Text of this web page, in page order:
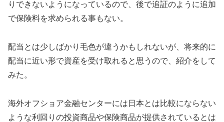
りできないようになっているので、後で追証のように追加
で保険料を求められる事もない。
配当とは少しばかり毛色が違うかもしれないが、将来的に
配当に近い形で資産を受け取れると思うので、紹介をして
みた。
海外オフショア金融センターには日本とは比較にならない
ような利回りの投資商品や保険商品が提供されているとは